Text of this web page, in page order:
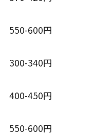
550-600円
300-340円
400-450円
550-600円